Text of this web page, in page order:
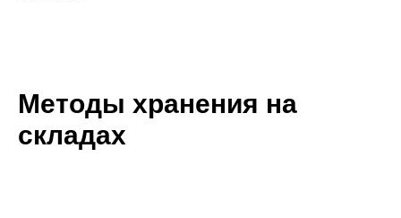
Методы хранения на
складах